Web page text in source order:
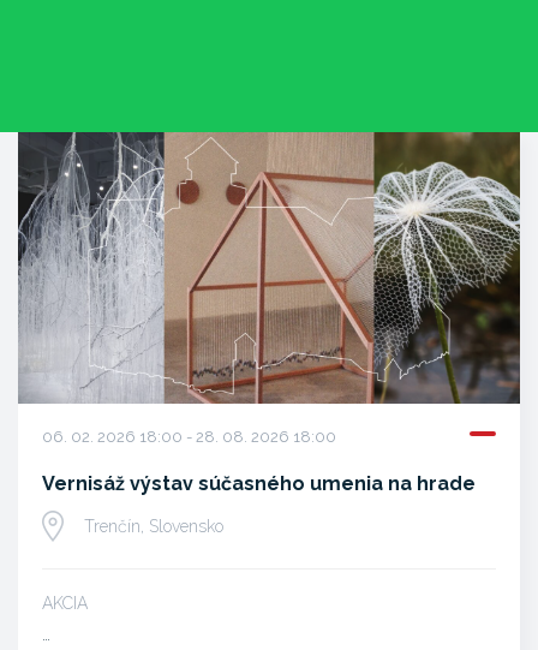
06. 02. 2026 18:00 - 28. 08. 2026 18:00
Vernisáž výstav súčasného umenia na hrade
Trenčín, Slovensko
AKCIA